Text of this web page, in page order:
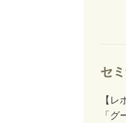
セ
【
「グ